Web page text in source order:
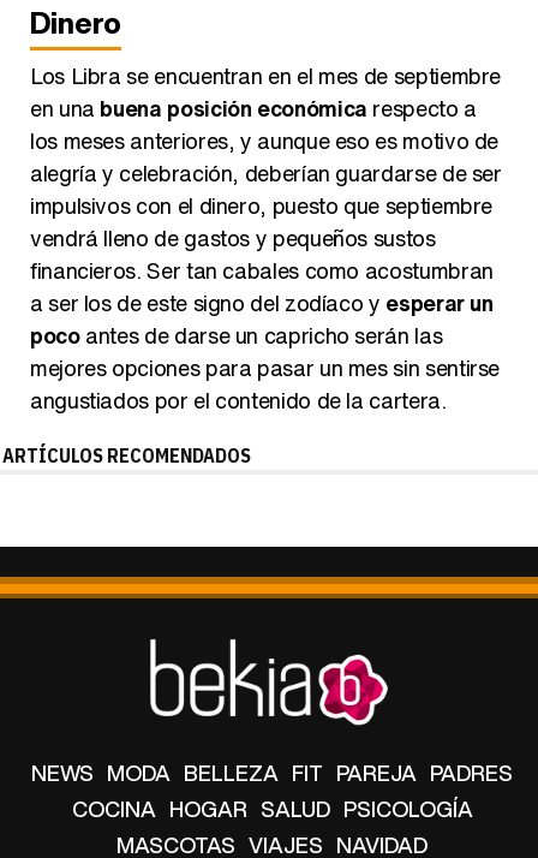
Dinero
Los Libra se encuentran en el mes de septiembre
en una buena posición económica respecto a
los meses anteriores, y aunque eso es motivo de
alegría y celebración, deberían guardarse de ser
impulsivos con el dinero, puesto que septiembre
vendrá lleno de gastos y pequeños sustos
financieros. Ser tan cabales como acostumbran
a ser los de este signo del zodíaco y esperar un
pocoantes de darse un capricho serán las
mejores opciones para pasar un mes sin sentirse
angustiados por el contenido de la cartera.
ARTÍCULOS RECOMENDADOS
NEWS MODA BELLEZA FIT PAREJA PADRES
COCINA HOGAR SALUD PSICOLOGÍA
MASCOTAS VIAJES NAVIDAD